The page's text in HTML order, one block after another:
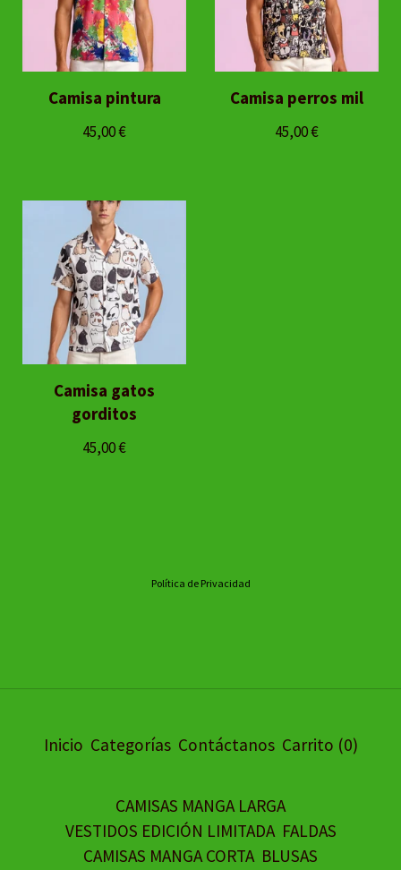
Camisa pintura
45,00€
Camisa perros mil
45,00€
Camisa gatos
gorditos
45,00€
Política de Privacidad
Inicio Categorías Contáctanos Carrito (0)
CAMISAS MANGA LARGA
VESTIDOS EDICIÓN LIMITADA FALDAS
CAMISAS MANGA CORTA BLUSAS